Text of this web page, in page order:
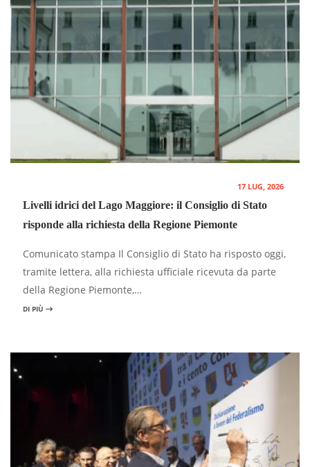
17 LUG, 2026
Livelli idrici del Lago Maggiore: il Consiglio di Stato
risponde alla richiesta della Regione Piemonte
Comunicato stampa Il Consiglio di Stato ha risposto oggi,
tramite lettera, alla richiesta ufficiale ricevuta da parte
della Regione Piemonte,…
DI PIÙ